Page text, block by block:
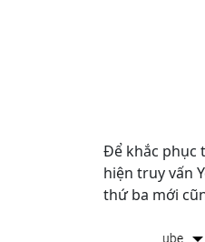
Để khắc phục
hiện truy vấn
thứ ba mới